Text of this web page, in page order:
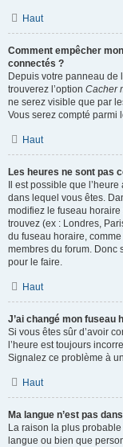
Haut
Comment empêcher
connectés ?
Depuis votre panneau de
trouverez l’option Cacher
ne serez visible que par
Vous serez compté parmi
Haut
Les heures ne sont pas
Il est possible que
dans lequel vous êtes.
modifiez le fuseau
trouvez (ex : Londres,
du fuseau horaire,
membres du forum. Donc
pour le faire.
Haut
J’ai changé mon fuseau
Si vous êtes sûr d’avoir
l’heure est toujours
Signalez ce problème à
Haut
Ma langue n’est pas
La raison la plus
langue ou bien que